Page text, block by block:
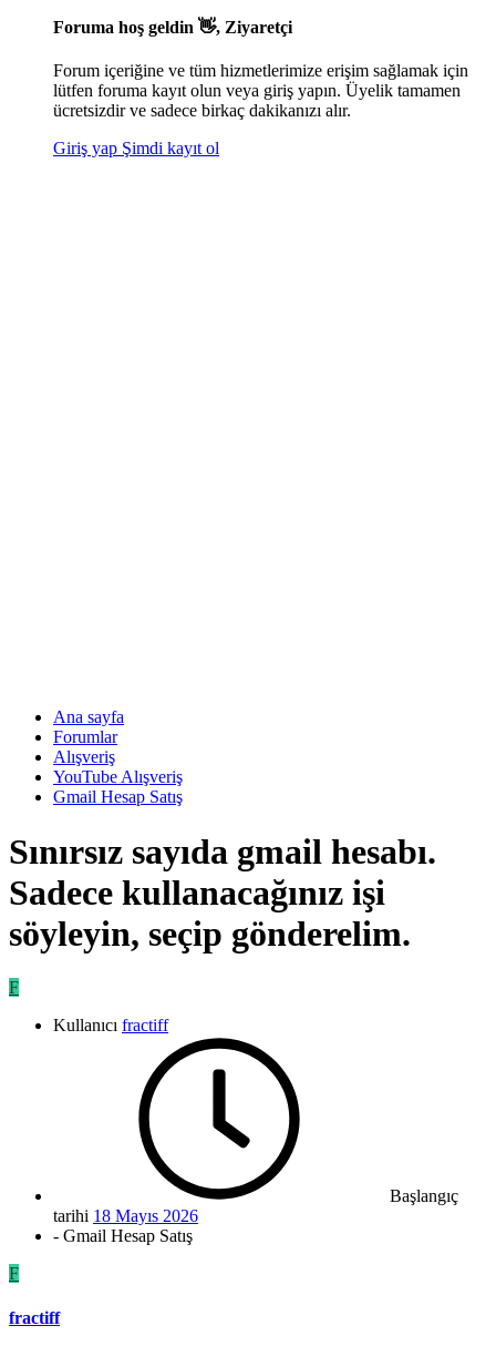
Foruma hoş geldin 👋, Ziyaretçi
Forum içeriğine ve tüm hizmetlerimize erişim sağlamak için
lütfen foruma kayıt olun veya giriş yapın. Üyelik tamamen
ücretsizdir ve sadece birkaç dakikanızı alır.
Giriş yap Şimdi kayıt ol
Ana sayfa
Forumlar
Alışveriş
YouTube Alışveriş
Gmail Hesap Satış
Sınırsız sayıda gmail hesabı.
Sadece kullanacağınız işi
söyleyin, seçip gönderelim.
F
Kullanıcı fractiff
Başlangıç
tarihi 18 Mayıs 2026
- Gmail Hesap Satış
F
fractiff